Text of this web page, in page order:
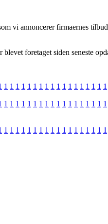
vi annoncerer firmaernes
foretaget siden seneste
1 1 1 1 1 1 1 1 1 1 1 1 1 1 1 1 1 1
1 1 1 1 1 1 1 1 1 1 1 1 1 1 1 1 1 1
1 1 1 1 1 1 1 1 1 1 1 1 1 1 1 1 1 1